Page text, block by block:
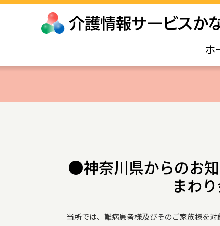
ホ
●神奈川県からのお
まわ
当所では、難病患者様及びそのご家族様を